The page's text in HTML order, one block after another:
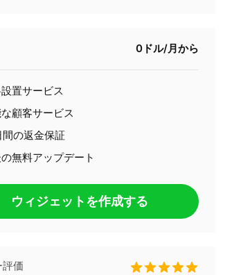
0ドル/月から
置サービス
顧客サービス
間の返金保証
無料アップデート
ウィジェットを作成する
価